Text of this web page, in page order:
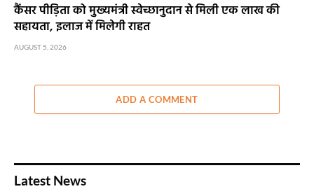
कैंसर पीड़िता को मुख्यमंत्री स्वेच्छानुदान से मिली एक लाख की
सहायता, इलाज में मिलेगी राहत
AUGUST 5, 2026
ADD A COMMENT
Latest News